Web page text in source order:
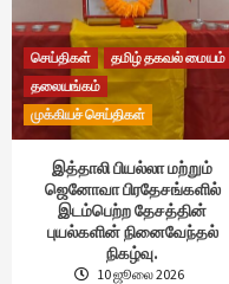
செய்திகள்
தமிழ் தகவல் மையம்
தலையங்கம்
முக்கியச் செய்திகள்
இத்தாலி பியல்லா மற்றும்
ஜெனோவா பிரதேசங்களில்
இடம்பெற்ற தேசத்தின்
புயல்களின் நினைவேந்தல்
நிகழ்வு.
10 ஜூலை 2026